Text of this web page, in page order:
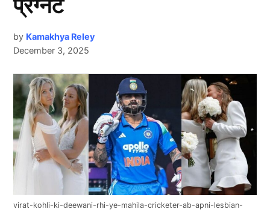
by Kamakhya Reley
December 3, 2025
virat-kohli-ki-deewani-rhi-ye-mahila-cricketer-ab-apni-lesbian-